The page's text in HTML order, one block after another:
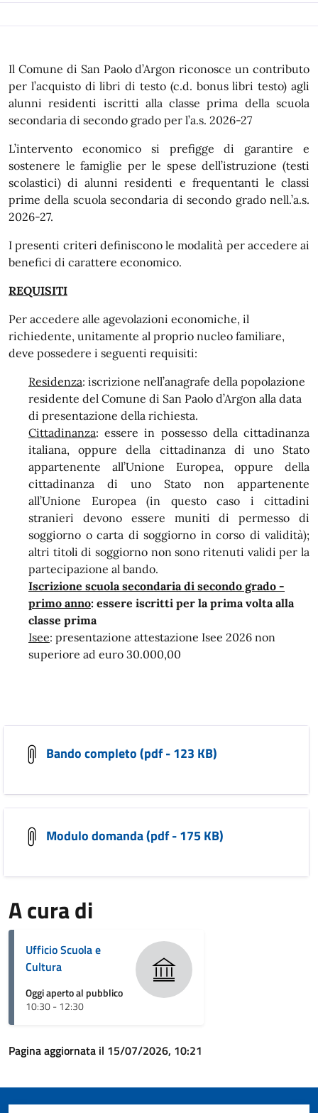
Il Comune di San Paolo d’Argon riconosce un contributo
per l’acquisto di libri di testo (c.d. bonus libri testo) agli
alunni residenti iscritti alla classe prima della scuola
secondaria di secondo grado per l’a.s. 2026-27
L’intervento economico si prefigge di garantire e
sostenere le famiglie per le spese dell’istruzione (testi
scolastici) di alunni residenti e frequentanti le classi
prime della scuola secondaria di secondo grado nell.’a.s.
2026-27.
I presenti criteri definiscono le modalità per accedere ai
benefici di carattere economico.
REQUISITI
Per accedere alle agevolazioni economiche, il
richiedente, unitamente al proprio nucleo familiare,
deve possedere i seguenti requisiti:
Residenza: iscrizione nell’anagrafe della popolazione
residente del Comune di San Paolo d’Argon alla data
di presentazione della richiesta.
Cittadinanza: essere in possesso della cittadinanza
italiana, oppure della cittadinanza di uno Stato
appartenente all’Unione Europea, oppure della
cittadinanza di uno Stato non appartenente
all’Unione Europea (in questo caso i cittadini
stranieri devono essere muniti di permesso di
soggiorno o carta di soggiorno in corso di validità);
altri titoli di soggiorno non sono ritenuti validi per la
partecipazione al bando.
Iscrizione scuola secondaria di secondo grado -
primo anno: essere iscritti per la prima volta alla
classe prima
Isee: presentazione attestazione Isee 2026 non
superiore ad euro 30.000,00
Bando completo (pdf - 123 KB)
Modulo domanda (pdf - 175 KB)
A cura di
Ufficio Scuola e
Cultura
Oggi aperto al pubblico
10:30 - 12:30
Pagina aggiornata il 15/07/2026, 10:21